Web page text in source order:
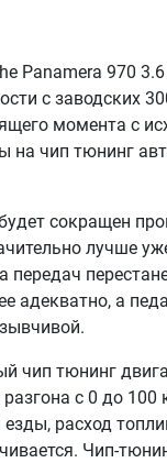
Panamera 970
с заводских
момента с
на чип тюнинг
сокращен
лучше
передач
адекватно, а
чип тюнинг
с 0 до
расход
Чип-